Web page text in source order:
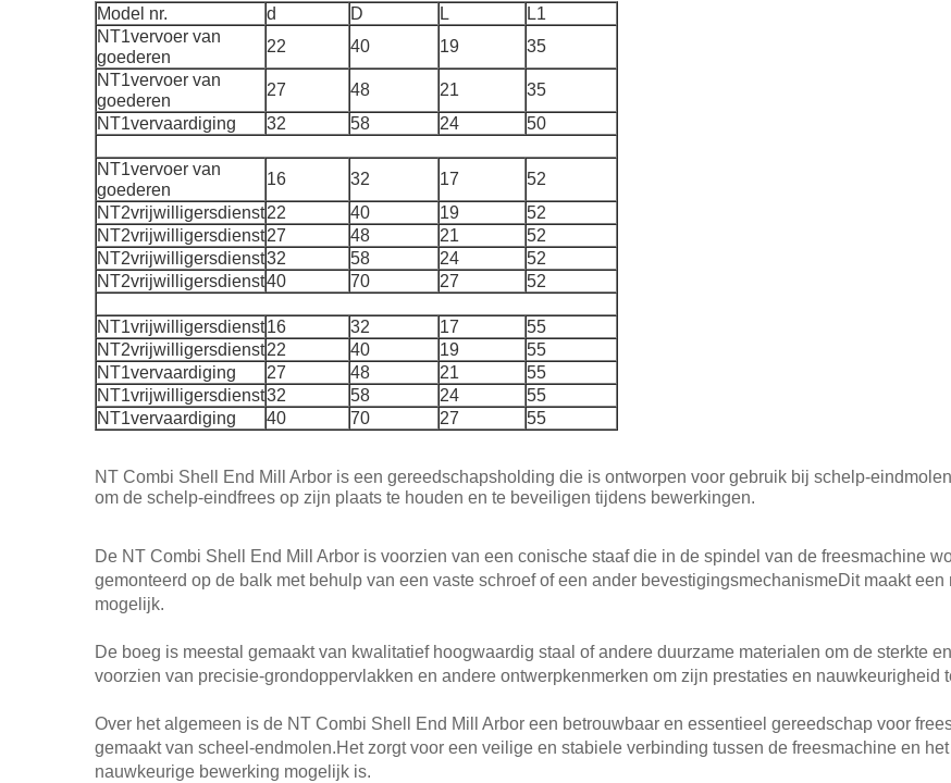
Model nr. d D L
L1
NT1vervoer van
goederen
22 40 19
35
NT1vervoer van
goederen
27 48 21
35
NT1vervaardiging
32 58 24 50
NT1vervoer van
goederen
16 32 17
52
NT2vrijwilligersdienst22 40 19
52
NT2vrijwilligersdienst27 48 21
52
NT2vrijwilligersdienst32 58 24
52
NT2vrijwilligersdienst40 70 27 52
NT1vrijwilligersdienst16 32 17
55
NT2vrijwilligersdienst22 40 19
55
NT1vervaardiging
27 48 21
55
NT1vrijwilligersdienst32 58 24
55
NT1vervaardiging
40 70 27 55
NT Combi Shell End Mill Arbor is een gereedschapsholding die is ontworpen voor gebruik bij schelp-
om de schelp-eindfrees op zijn plaats te houden en te beveiligen tijdens bewerkingen.
De NT Combi Shell End Mill Arbor is voorzien van een conische staaf die in de spindel van de freesmachine
gemonteerd op de balk met behulp van een vaste schroef of een ander bevestigingsmechanismeDit maakt
mogelijk.
De boeg is meestal gemaakt van kwalitatief hoogwaardig staal of andere duurzame materialen om de sterkte
voorzien van precisie-grondoppervlakken en andere ontwerpkenmerken om zijn prestaties en nauwkeurigheid
Over het algemeen is de NT Combi Shell End Mill Arbor een betrouwbaar en essentieel gereedschap voor
gemaakt van scheel-endmolen.Het zorgt voor een veilige en stabiele verbinding tussen de freesmachine en
nauwkeurige bewerking mogelijk is.